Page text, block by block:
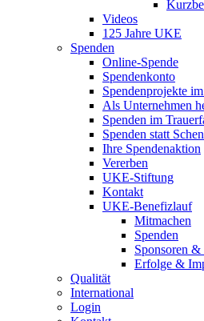
Videos
125 Jahre UKE
Spenden
Online-Spende
Spendenkonto
Spendenprojekte
Als Unternehmen
Spenden im
Spenden statt
Ihre Spendenaktion
Vererben
UKE-Stiftung
Kontakt
UKE-Benefizlauf
Mitmachen
Spenden
Sponsoren
Erfolge &
Qualität
International
Login